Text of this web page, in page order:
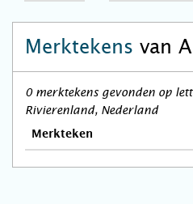
Merktekens van
0 merktekens gevonden op
Rivierenland, Nederland
Merkteken